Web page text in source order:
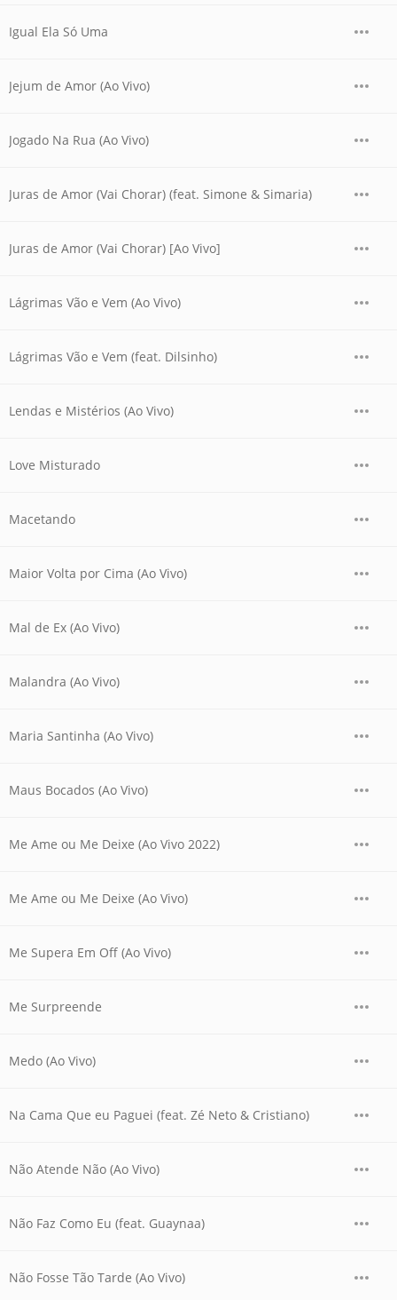
Igual Ela Só Uma
Jejum de Amor (Ao Vivo)
Jogado Na Rua (Ao Vivo)
Juras de Amor (Vai Chorar) (feat. Simone & Simaria)
Juras de Amor (Vai Chorar) [Ao Vivo]
Lágrimas Vão e Vem (Ao Vivo)
Lágrimas Vão e Vem (feat. Dilsinho)
Lendas e Mistérios (Ao Vivo)
Love Misturado
Macetando
Maior Volta por Cima (Ao Vivo)
Mal de Ex (Ao Vivo)
Malandra (Ao Vivo)
Maria Santinha (Ao Vivo)
Maus Bocados (Ao Vivo)
Me Ame ou Me Deixe (Ao Vivo 2022)
Me Ame ou Me Deixe (Ao Vivo)
Me Supera Em Off (Ao Vivo)
Me Surpreende
Medo (Ao Vivo)
Na Cama Que eu Paguei (feat. Zé Neto & Cristiano)
Não Atende Não (Ao Vivo)
Não Faz Como Eu (feat. Guaynaa)
Não Fosse Tão Tarde (Ao Vivo)